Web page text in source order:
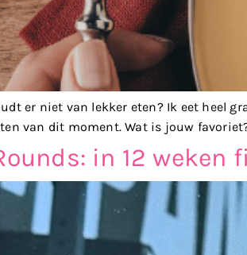
er niet van lekker eten? Ik eet heel
van dit moment. Wat is jouw
in 12